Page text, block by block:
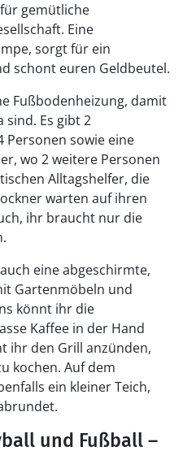
gemütliche
Eine
sorgt für ein
schont euren Geldbeutel.
Fußbodenheizung, damit
sind. Es gibt 2
Personen sowie eine
wo 2 weitere Personen
Alltagshelfer, die
warten auf ihren
ihr braucht nur die
eine abgeschirmte,
Gartenmöbeln und
könnt ihr die
Kaffee in der Hand
ihr den Grill anzünden,
kochen. Auf dem
ein kleiner Teich,
und Fußball –